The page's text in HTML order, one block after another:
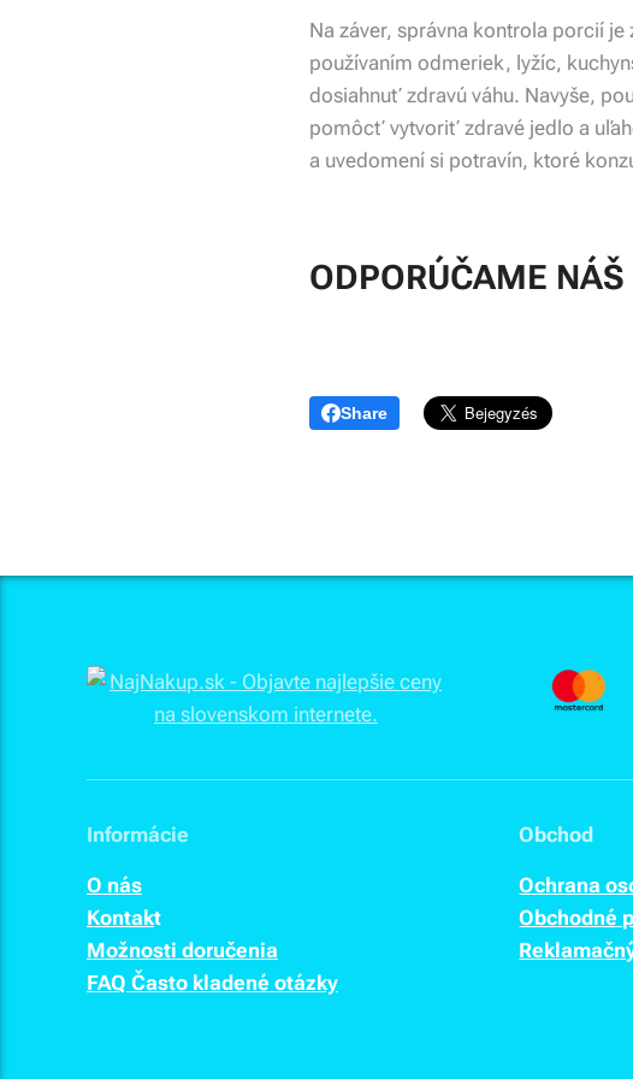
Na záver, správna kontrola porcií
používaním odmeriek, lyžíc,
dosiahnuť zdravú váhu. Navyše,
pomôcť vytvoriť zdravé jedlo a
a uvedomení si potravín, ktoré
ODPORÚČAME
Share
Informácie
O nás
Kontakt
Možnosti doručenia
FAQ Často kladené otázky
Obchod
Ochrana
Obchodné